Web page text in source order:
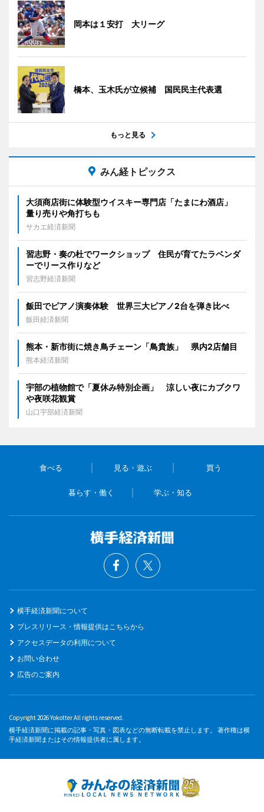
岡本は１安打 大リーグ
橋本、玉木氏が立候補 国民民主代表選
もっと見る
みん経トピックス
大須商店街に体験型ウイスキー専門店「たまにわ酒店」
量り売りや角打ちも
サカエ経済新聞
習志野・奏の杜でワークショップ 住民が育てたラベンダ
ーでリース作りなど
習志野経済新聞
飯田でピアノ演奏体験 世界三大ピアノ2台を弾き比べ
飯田経済新聞
熊本・新市街に焼き鳥チェーン「鳥貴族」 県内2店舗目
熊本経済新聞
宇部の植物館で「夏休み特別企画」 涼しい夜にカブクワ
や夜咲花観賞
山口宇部経済新聞
食べる 見る・遊ぶ 買う
暮らす・働く 学ぶ・知る
横手経済新聞について
プレスリリース・情報提供はこちらから
アクセスデータの利用について
お問い合わせ
広告のご案内
Copyright 2026 Yokotter All rights reserved.
横手経済新聞に掲載の記事・写真・図表などの無断転載を禁止します。 著作権は横
手経済新聞またはその情報提供者に属します。